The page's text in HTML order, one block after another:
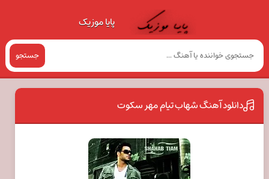
پایا موزیک
جستجو
دانلود آهنگ شهاب تیام مهر سکوت